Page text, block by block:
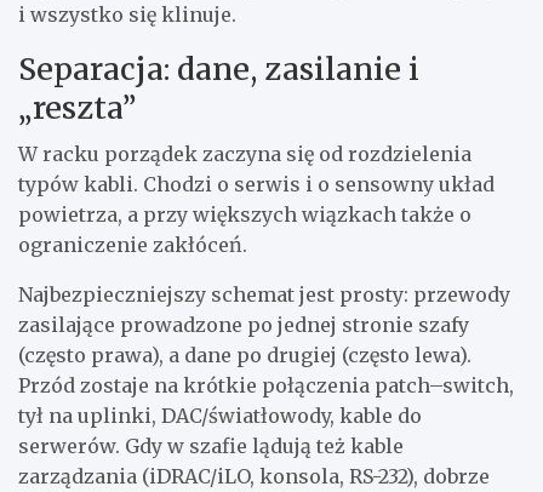
i wszystko się klinuje.
Separacja: dane, zasilanie i
„reszta”
W racku porządek zaczyna się od rozdzielenia
typów kabli. Chodzi o serwis i o sensowny układ
powietrza, a przy większych wiązkach także o
ograniczenie zakłóceń.
Najbezpieczniejszy schemat jest prosty: przewody
zasilające prowadzone po jednej stronie szafy
(często prawa), a dane po drugiej (często lewa).
Przód zostaje na krótkie połączenia patch–switch,
tył na uplinki, DAC/światłowody, kable do
serwerów. Gdy w szafie lądują też kable
zarządzania (iDRAC/iLO, konsola, RS-232), dobrze